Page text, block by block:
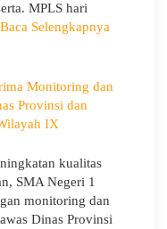
MPLS hari
Baca Selengkapnya:
Hari
Monitoring dan
Provinsi dan
IX
kualitas
SMA Negeri 1
monitoring dan
Dinas Provinsi